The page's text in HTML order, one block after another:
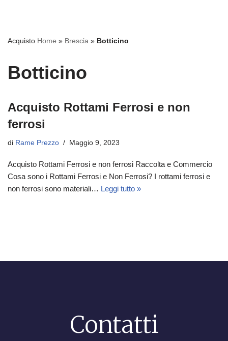
Acquisto Home » Brescia » Botticino
Botticino
Acquisto Rottami Ferrosi e non
ferrosi
di Rame Prezzo Maggio 9, 2023
Acquisto Rottami Ferrosi e non ferrosi Raccolta e Commercio
Cosa sono i Rottami Ferrosi e Non Ferrosi? I rottami ferrosi e
non ferrosi sono materiali… Leggi tutto »
Contatti